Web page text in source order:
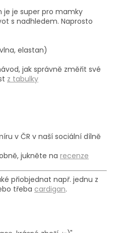
je je super pro mamky
s nadhledem. Naprosto
elastan)
jak správně změřit své
z tabulky
v ČR v naší sociální dílně
jukněte na recenze
přiobjednat např. jednu z
třeba cardigan.